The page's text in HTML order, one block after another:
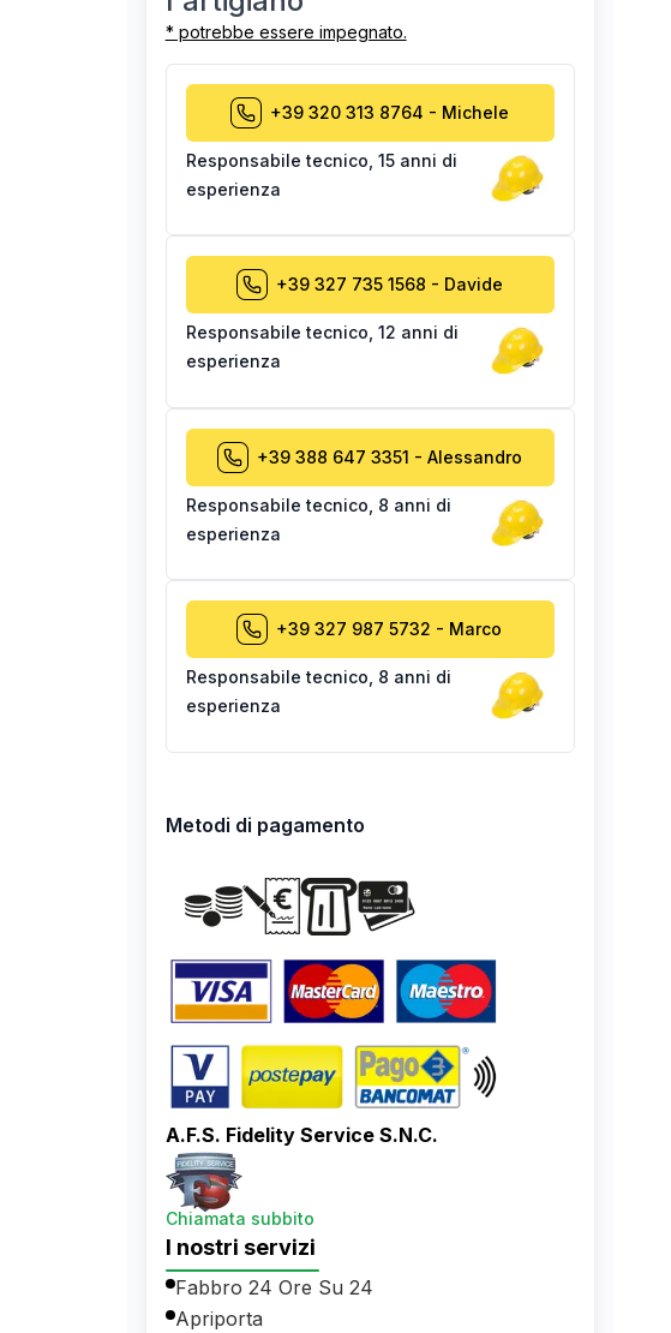
* potrebbe essere impegnato.
+39 320 313 8764 - Michele
Responsabile tecnico 15 anni di
esperienza
+39 327 735 1568 - Davide
Responsabile tecnico 12 anni di
esperienza
+39 388 647 3351 - Alessandro
Responsabile tecnico 8 anni di
esperienza
+39 327 987 5732 - Marco
Responsabile tecnico 8 anni di
esperienza
Metodi di pagamento
A.F.S. Fidelity Service S.N.C.
Chiamata subbito
I nostri servizi
Fabbro 24 Ore Su 24
Apriporta